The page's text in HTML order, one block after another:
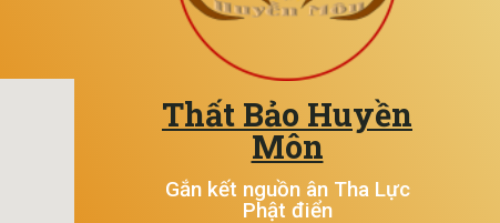
Thất Bảo Huyền
Môn
Gắn kết nguồn ân Tha Lực
Phật điển